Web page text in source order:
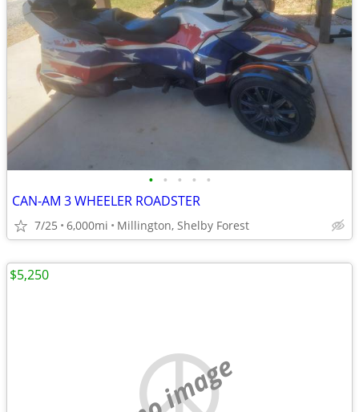
• • • • •
CAN-AM 3 WHEELER ROADSTER
7/25 6,000mi Millington, Shelby Forest
no image
$5,250